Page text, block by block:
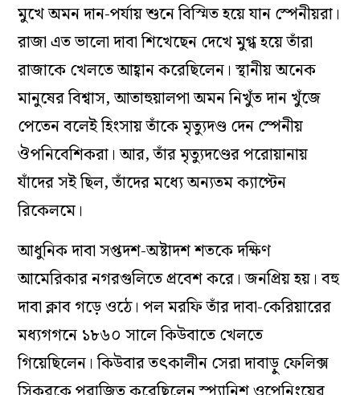
মুখে অমন দান-পর্যায় শুনে বিস্মিত হয়ে যান স্পেনীয়রা।
রাজা এত ভালো দাবা শিখেছেন দেখে মুগ্ধ হয়ে তাঁরা
রাজাকে খেলতে আহ্বান করেছিলেন। স্থানীয় অনেক
মানুষের বিশ্বাস, আতাহুয়ালপা অমন নিখুঁত দান খুঁজে
পেতেন বলেই হিংসায় তাঁকে মৃত্যুদণ্ড দেন স্পেনীয়
ঔপনিবেশিকরা। আর, তাঁর মৃত্যুদণ্ডের পরোয়ানায়
যাঁদের সই ছিল, তাঁদের মধ্যে অন্যতম ক্যাপ্টেন
রিকেলমে।
আধুনিক দাবা সপ্তদশ-অষ্টাদশ শতকে দক্ষিণ
আমেরিকার নগরগুলিতে প্রবেশ করে। জনপ্রিয় হয়। বহু
দাবা ক্লাব গড়ে ওঠে। পল মরফি তাঁর দাবা-কেরিয়ারের
মধ্যগগনে ১৮৬০ সালে কিউবাতে খেলতে
গিয়েছিলেন। কিউবার তৎকালীন সেরা দাবাড়ু ফেলিক্স